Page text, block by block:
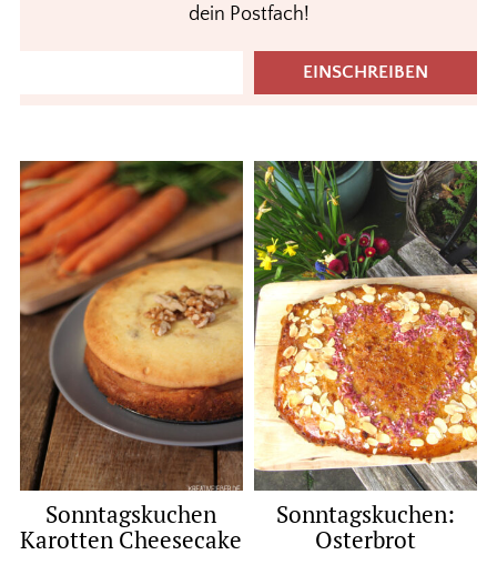
dein Postfach!
Sonntagskuchen
Karotten Cheesecake
Sonntagskuchen:
Osterbrot